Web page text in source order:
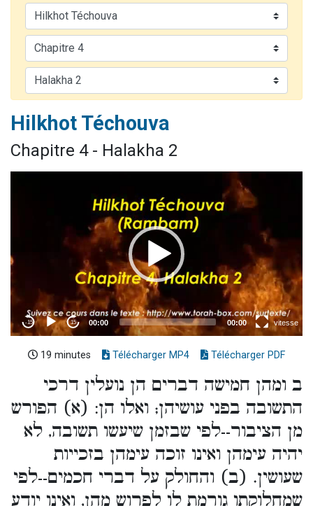
61 personnes viennent de demander une bénédiction
Il reste 49 places pour étudier en groupe sur Zoom
Eva vient de donner son Maasser
Hilkhot Téchouva
Chapitre 4 - Halakha 2
19 minutes Télécharger MP4 Télécharger PDF
ב ומהן חמישה דברים הן נועלין דרכי
התשובה בפני עושיהן; ואלו הן: (א) הפורש
מן הציבור--לפי שבזמן שיעשו תשובה, לא
יהיה עימהן ואינו זוכה עימהן בזכייות
שעושין. (ב) והחולק על דברי חכמים--לפי
שמחלוקתו גורמת לו לפרוש מהן, ואינו יודע